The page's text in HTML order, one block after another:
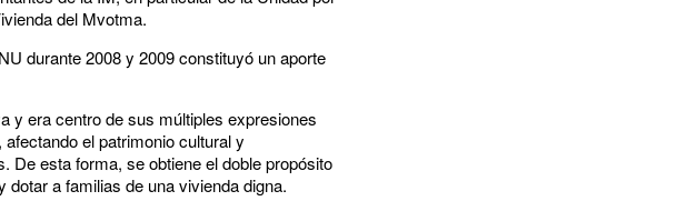
del Mvotma.
durante 2008 y 2009 constituyó un aporte
y era centro de sus múltiples expresiones
el patrimonio cultural y
esta forma, se obtiene el doble propósito
a familias de una vivienda digna.